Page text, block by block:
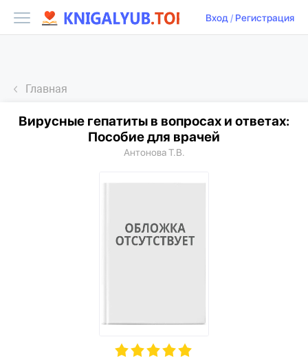
Вход/ Регистрация
Главная
Вирусные гепатиты в вопросах и ответах:
Пособие для врачей
Антонова Т.В.